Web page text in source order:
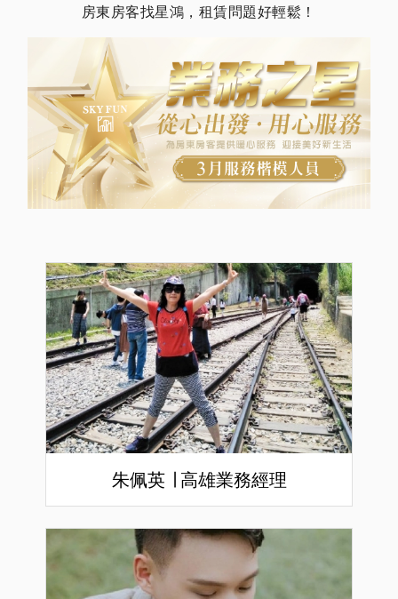
房東房客找星鴻，租賃問題好輕鬆！
朱佩英 ∣ 高雄業務經理